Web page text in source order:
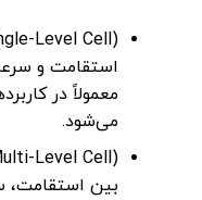
استقامت و
معمولاً در
می‌شود.
بین